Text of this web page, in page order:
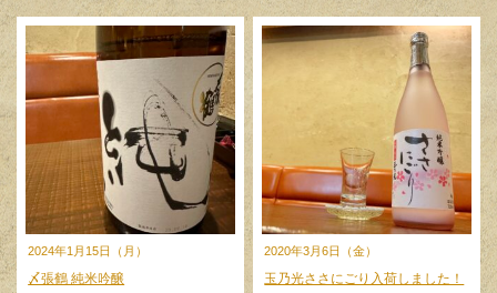
2024年1月15日（月）
〆張鶴 純米吟醸
2020年3月6日（金）
玉乃光ささにごり入荷しました！